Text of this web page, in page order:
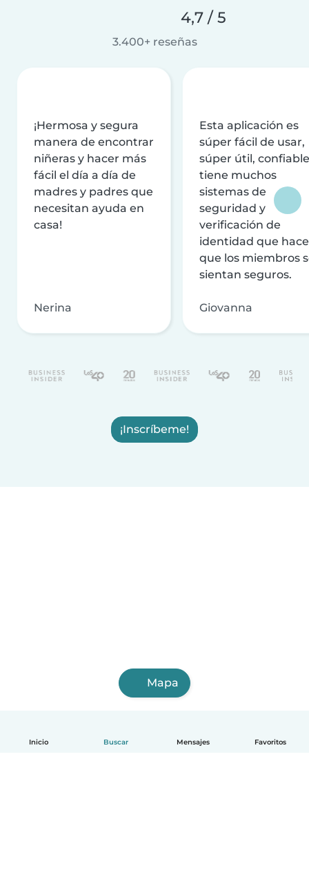
Inicio Buscar Mensajes Favoritos
4,7 / 5
3.400+ reseñas
¡Hermosa y segura
manera de encontrar
niñeras y hacer más
fácil el día a día de
madres y padres que
necesitan ayuda en
casa!
Nerina
Esta aplicación es
súper fácil de usar,
súper útil,
tiene muchos
sistemas de
seguridad y
verificación de
identidad que
que los miembros
sientan seguros.
Giovanna
¡Inscríbeme!
Mapa